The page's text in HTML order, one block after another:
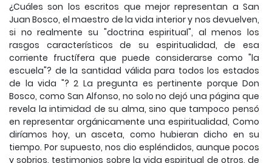
¿Cuáles son los escritos que mejor representan a San
Juan Bosco, el maestro de la vida interior y nos devuelven,
si no realmente su "doctrina espiritual", al menos los
rasgos característicos de su espiritualidad, de esa
corriente fructífera que puede considerarse como "la
escuela"? de la santidad válida para todos los estados
de la vida "? 2 La pregunta es pertinente porque Don
Bosco, como San Alfonso, no solo no dejó una página que
revela la intimidad de su alma, sino que tampoco pensó
en representar orgánicamente una espiritualidad, Como
diríamos hoy, un asceta, como hubieran dicho en su
tiempo. Por supuesto, nos dio espléndidos, aunque pocos
y sobrios, testimonios sobre la vida espiritual de otros, de